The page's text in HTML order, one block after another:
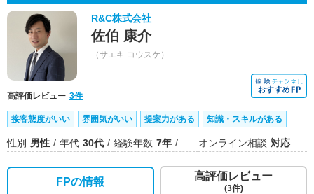
R&C株式会社
佐伯 康介
（サエキ コウスケ）
高評価レビュー 3件
接客態度がいい 雰囲気がいい 提案力がある 知識・スキルがある
性別 男性 年代 30代 経験年数 7年 オンライン相談 対応
FPの情報 高評価レビュー
(3件)